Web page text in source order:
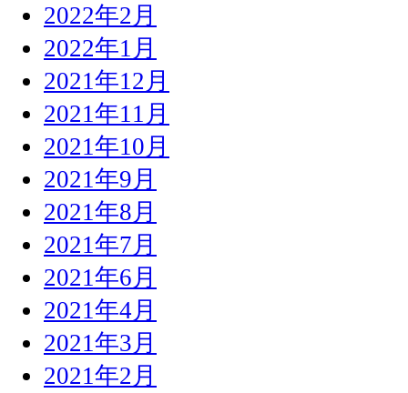
2022年2月
2022年1月
2021年12月
2021年11月
2021年10月
2021年9月
2021年8月
2021年7月
2021年6月
2021年4月
2021年3月
2021年2月